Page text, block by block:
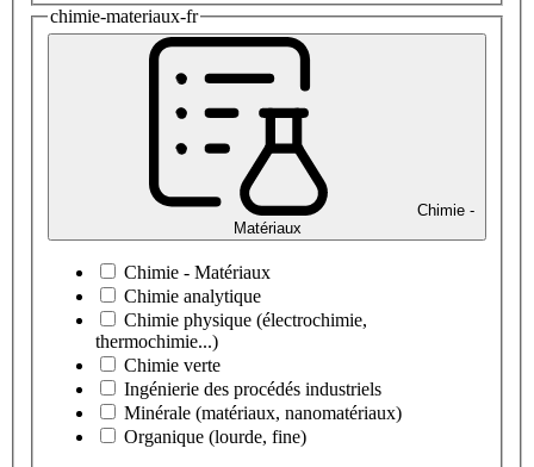
chimie-materiaux-fr
Chimie -
Matériaux
Chimie - Matériaux
Chimie analytique
Chimie physique (électrochimie,
thermochimie...)
Chimie verte
Ingénierie des procédés industriels
Minérale (matériaux, nanomatériaux)
Organique (lourde, fine)